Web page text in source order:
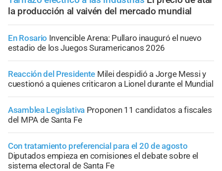
la producción al vaivén del mercado mundial
En Rosario Invencible Arena: Pullaro inauguró el nuevo
estadio de los Juegos Suramericanos 2026
Reacción del Presidente Milei despidió a Jorge Messi y
cuestionó a quienes criticaron a Lionel durante el Mundial
Asamblea Legislativa Proponen 11 candidatos a fiscales
del MPA de Santa Fe
Con tratamiento preferencial para el 20 de agosto
Diputados empieza en comisiones el debate sobre el
sistema electoral de Santa Fe